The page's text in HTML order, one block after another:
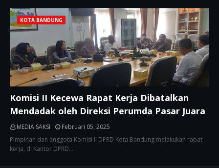
KOTA BANDUNG
Komisi II Kecewa Rapat Kerja Dibatalkan
Mendadak oleh Direksi Perumda Pasar Juara
MEDIA SAKSI
Februari 05, 2025
Pimpinan dan anggota Komisi II DPRD Kota Bandung melakukan rapat
kerja, di Kantor DPRD…